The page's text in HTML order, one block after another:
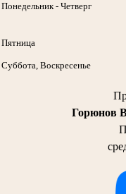
Понедельник - Четверг
Пятница
Суббота, Воскресенье
Горюнов